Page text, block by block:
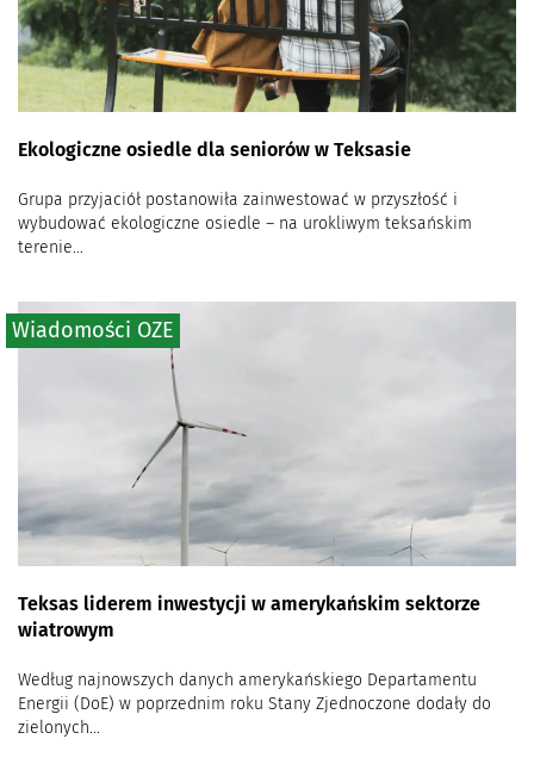
Ekologiczne osiedle dla seniorów w Teksasie
Grupa przyjaciół postanowiła zainwestować w przyszłość i
wybudować ekologiczne osiedle – na urokliwym teksańskim
terenie...
Teksas liderem inwestycji w amerykańskim sektorze
wiatrowym
Według najnowszych danych amerykańskiego Departamentu
Energii (DoE) w poprzednim roku Stany Zjednoczone dodały do
zielonych...
Wiadomości OZE